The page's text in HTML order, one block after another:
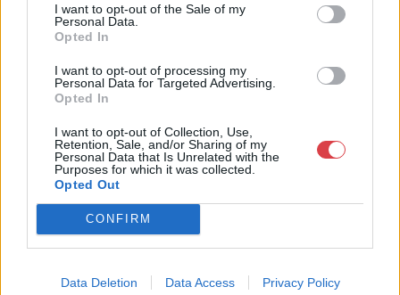
I want to opt-out of the Sale of my
Personal Data.
Opted In
I want to opt-out of processing my
Personal Data for Targeted Advertising.
Opted In
I want to opt-out of Collection, Use,
Retention, Sale, and/or Sharing of my
Personal Data that Is Unrelated with the
Purposes for which it was collected.
Opted Out
CONFIRM
Data Deletion Data Access Privacy Policy
FESTMÉNY, GRAFIKA
13. tétel:
Császár Attila (1951 –
2002): Erotikus táj
farost, olaj, jjl, 15 x 15 cm
Kikiáltási ár:15 000Ft
139.aukció - festmény,
Aukció időpontja: 2018-09-
FESTMÉNY, GRAFIKA
14. tétel:
(1934 – 2012): Éjszakai
kilátás
Kikiáltási ár:80 000Ft
139.aukció - festmény,
Aukció időpontja: 2018-09-